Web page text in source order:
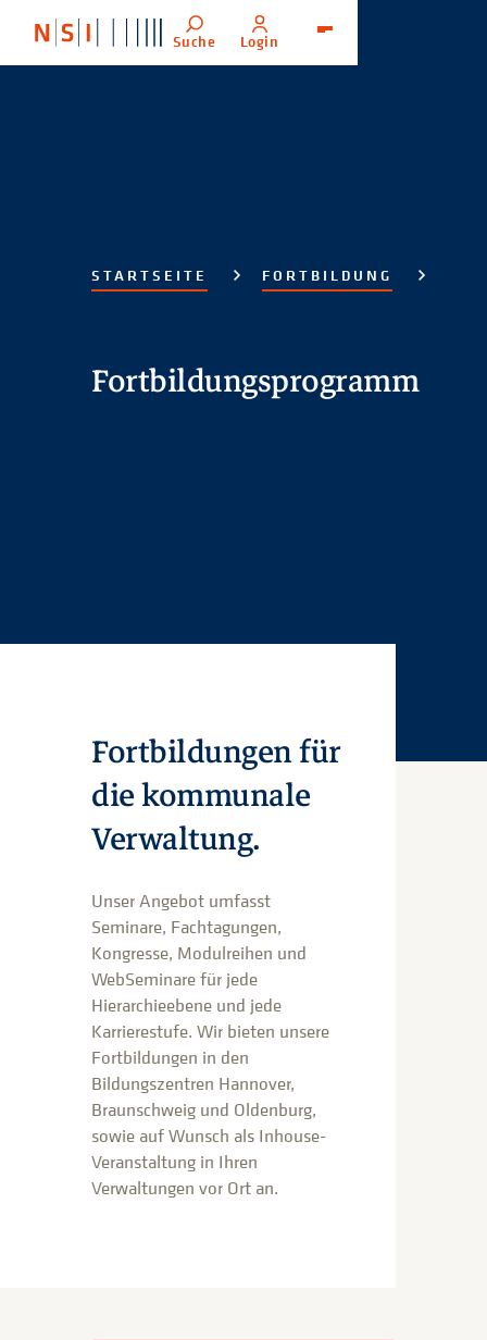
Suche Login
STARTSEITE FORTBILDUNG
Fortbildungsprogramm
Fortbildungen für
die kommunale
Verwaltung.
Unser Angebot umfasst
Seminare, Fachtagungen,
Kongresse, Modulreihen und
WebSeminare für jede
Hierarchieebene und jede
Karrierestufe. Wir bieten unsere
Fortbildungen in den
Bildungszentren Hannover,
Braunschweig und Oldenburg,
sowie auf Wunsch als Inhouse-
Veranstaltung in Ihren
Verwaltungen vor Ort an.